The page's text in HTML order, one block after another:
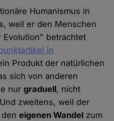
Humanismus in
weil er den Menschen
betrachtet
in
Produkt der natürlichen
sich von anderen
nurgraduell, nicht
zweitens, weil der
deneigenen Wandel zum